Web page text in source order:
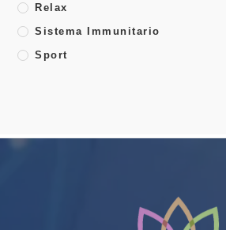
Relax
Sistema Immunitario
Sport